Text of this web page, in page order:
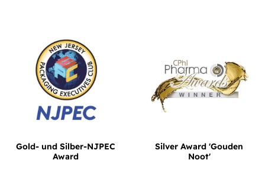
Gold- und Silber-NJPEC
Award
Silver Award 'Gouden
Noot'